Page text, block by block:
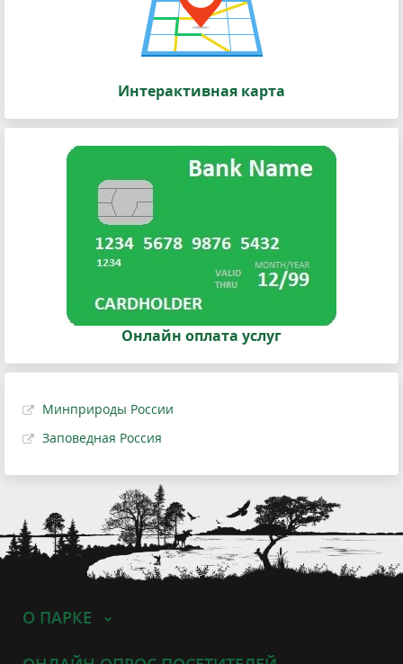
Интерактивная карта
Онлайн оплата услуг
Минприроды России
Заповедная Россия
О ПАРКЕ